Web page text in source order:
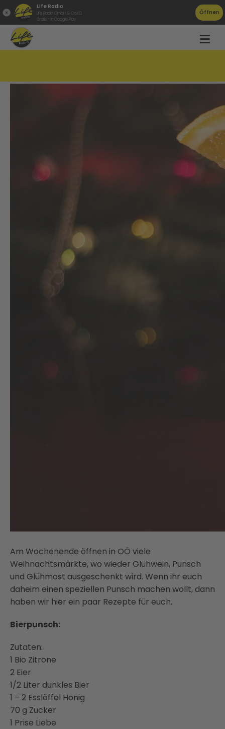
Life Radio
Life Radio GmbH & Co.KG
Gratis - in Google Play
Öffnen
Am Wochenende öffnen in OÖ viele
Weihnachtsmärkte, wo wieder Glühwein, Punsch
und Glühmost ausgeschenkt wird. Wenn ihr euch
daheim einen speziellen Punsch machen wollt, dann
haben wir hier ein paar Rezepte für euch.
Bierpunsch:
Zutaten:
1 Bio Zitrone
2 Eier
1/2 Liter dunkles Bier
1 – 2 Esslöffel Honig
70 g Zucker
1 Prise Liebe